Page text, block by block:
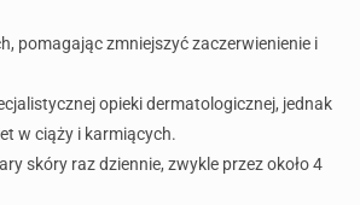
pomagając zmniejszyć zaczerwienienie i
opieki dermatologicznej, jednak
w ciąży i karmiących.
skóry raz dziennie, zwykle przez około 4